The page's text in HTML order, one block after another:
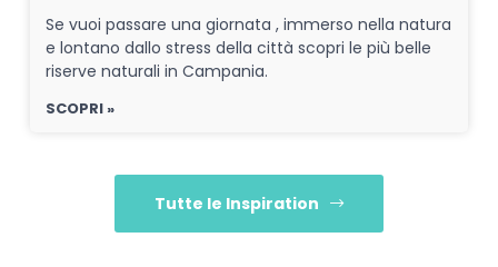
Se vuoi passare una giornata , immerso nella natura
e lontano dallo stress della città scopri le più belle
riserve naturali in Campania.
SCOPRI »
Tutte le Inspiration